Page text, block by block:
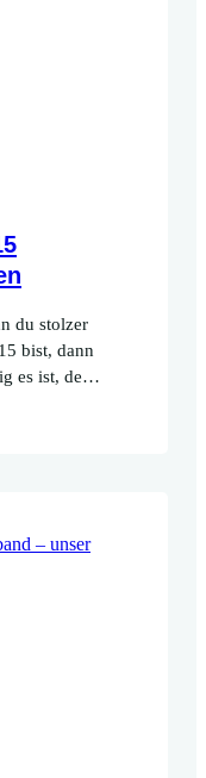
du stolzer
bist, dann
es ist, dein
und
die nicht…